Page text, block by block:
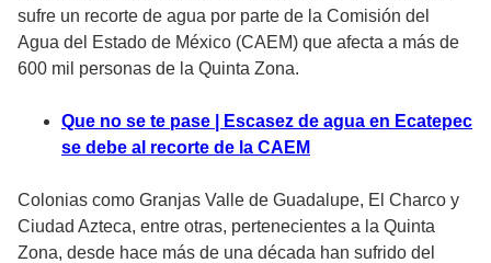
sufre un recorte de agua por parte de la Comisión del
Agua del Estado de México (CAEM) que afecta a más de
600 mil personas de la Quinta Zona.
Que no se te pase | Escasez de agua en Ecatepec
se debe al recorte de la CAEM
Colonias como Granjas Valle de Guadalupe, El Charco y
Ciudad Azteca, entre otras, pertenecientes a la Quinta
Zona, desde hace más de una década han sufrido del